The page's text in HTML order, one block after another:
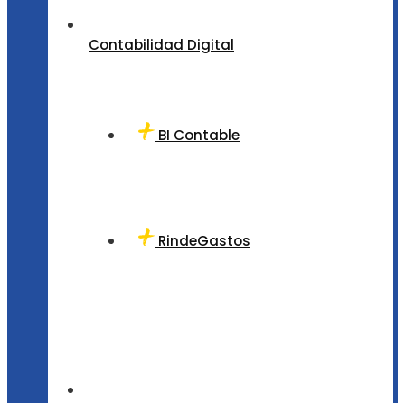
Contabilidad Digital
BI Contable
RindeGastos